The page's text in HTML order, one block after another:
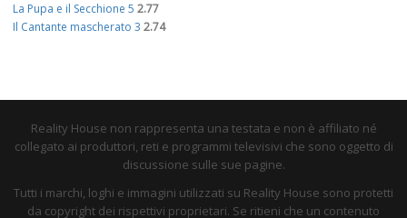
La Pupa e il Secchione 5 2.77
Il Cantante mascherato 3 2.74
Reality House non rappresenta una testata e non è affiliato né
collegato ai produttori, reti e programmi televisivi che sono oggetto di
discussione sulle sue pagine.
Tutti i marchi, loghi e immagini utilizzati su Reality House sono protetti
da copyright dei rispettivi proprietari. Se ritieni che un contenuto